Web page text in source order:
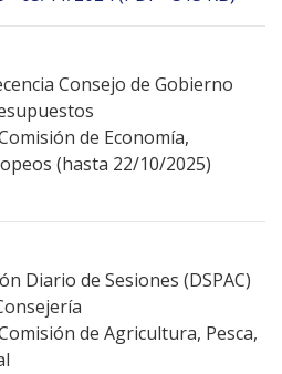
Consejo de Gobierno
de Economía,
(hasta 22/10/2025)
Diario de Sesiones (DSPAC)
de Agricultura, Pesca,